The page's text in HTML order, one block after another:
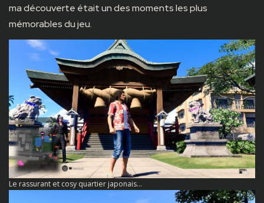
ma découverte était un des moments les plus
mémorables du jeu.
Le rassurant et cosy quartier japonais…